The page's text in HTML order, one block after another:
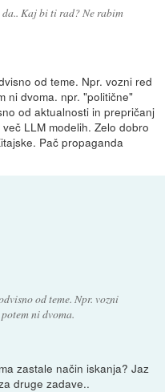
Kaj bi ti rad? Ne rabim
od teme. Npr. vozni red
ni dvoma. npr. "politične"
od aktualnosti in prepričanj
LLM modelih. Zelo dobro
Pač propaganda
od teme. Npr. vozni
ni dvoma.
zastale način iskanja? Jaz
druge zadave..